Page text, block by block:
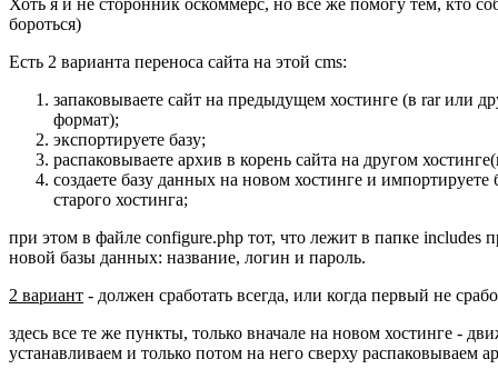
бороться)
Есть 2 варианта переноса сайта на этой cms:
запаковываете сайт на предыдущем хостинге (в rar или
формат);
экспортируете базу;
распаковываете архив в корень сайта на другом
создаете базу данных на новом хостинге и импортируете
старого хостинга;
при этом в файле configure.php тот, что лежит в папке includes
новой базы данных: название, логин и пароль.
2 вариант - должен сработать всегда, или когда первый не
здесь все те же пункты, только вначале на новом хостинге -
устанавливаем и только потом на него сверху распаковываем